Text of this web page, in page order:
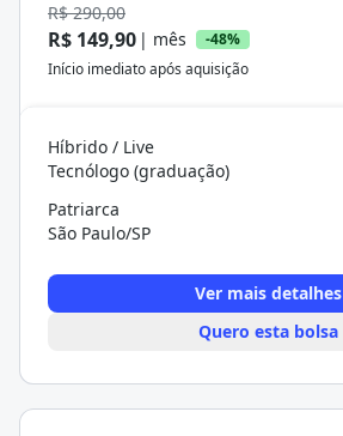
R$ 290,00
R$ 149,90 | mês
-48%
Início imediato após aquisição
Híbrido / Live
Tecnólogo (graduação)
Patriarca
São Paulo/SP
Ver mais detalhes
Quero esta bolsa